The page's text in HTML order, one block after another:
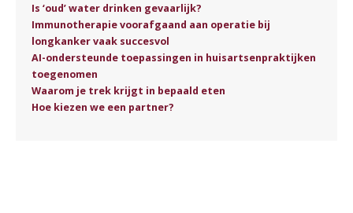
Is ‘oud’ water drinken gevaarlijk?
Immunotherapie voorafgaand aan operatie bij
longkanker vaak succesvol
AI-ondersteunde toepassingen in huisartsenpraktijken
toegenomen
Waarom je trek krijgt in bepaald eten
Hoe kiezen we een partner?